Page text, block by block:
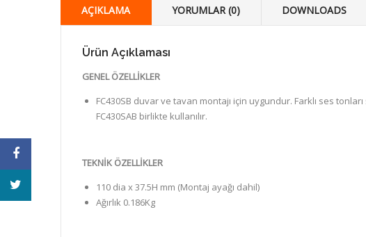
AÇIKLAMA YORUMLAR (0) DOWNLOADS
Ürün Açıklaması
GENEL ÖZELLİKLER
FC430SB duvar ve tavan montajı için uygundur. Farklı ses
FC430SAB birlikte kullanılır.
TEKNİK ÖZELLİKLER
110 dia x 37.5H mm (Montaj ayağı dahil)
Ağırlık 0.186Kg